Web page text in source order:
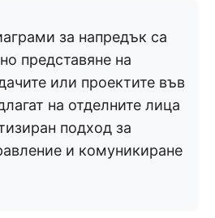
за напредък са
представяне на
или проектите във
на отделните лица
подход за
и комуникиране